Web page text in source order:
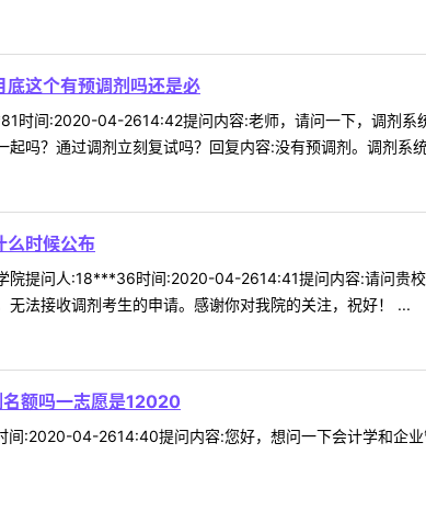
这个有预调剂吗还是必
时间:2020-04-2614:42提问内容:老师，请问一下，调剂
吗？通过调剂立刻复试吗？回复内容:没有预调剂。调剂系
时候公布
院提问人:18***36时间:2020-04-2614:41提问内容:请问贵
法接收调剂考生的申请。感谢你对我院的关注，祝好！ ...
额吗一志愿是12020
:2020-04-2614:40提问内容:您好，想问一下会计学和企